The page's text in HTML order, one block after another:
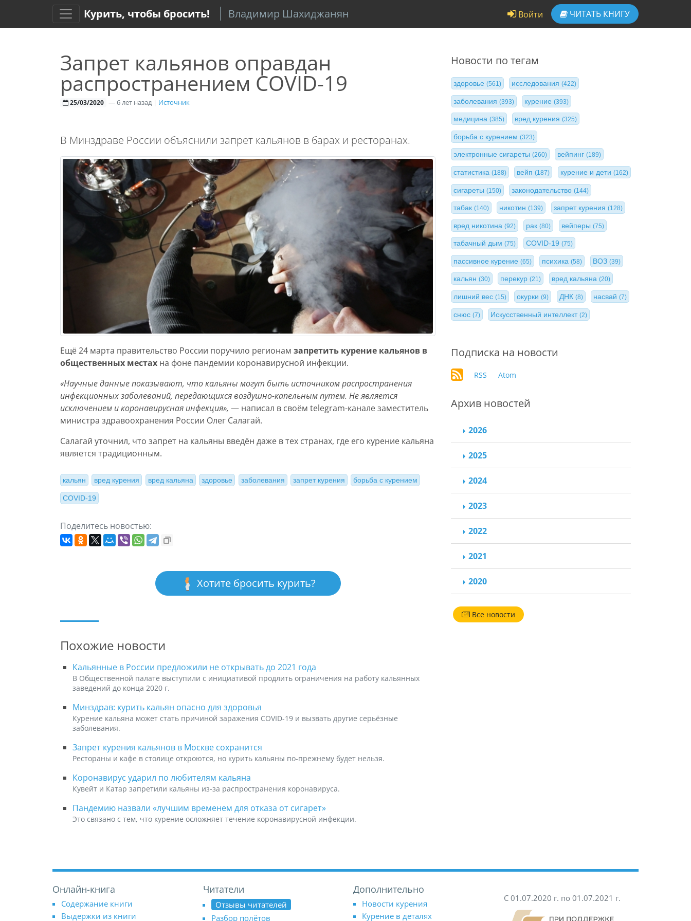
Курить, чтобы бросить! Владимир Шахиджанян Войти ЧИТАТЬ КНИГУ
Запрет кальянов оправдан
распространением COVID-19
25/03/2020 —6 лет назад | Источник
В Минздраве России объяснили запрет кальянов в барах и ресторанах.
Ещё 24 марта правительство России поручило регионам запретить курение кальянов в
общественных местах на фоне пандемии коронавирусной инфекции.
«Научные данные показывают, что кальяны могут быть источником распространения
инфекционных заболеваний, передающихся воздушно-капельным путем. Не является
исключением и коронавирусная инфекция», — написал в своём telegram-канале заместитель
министра здравоохранения России Олег Салагай.
Салагай уточнил, что запрет на кальяны введён даже в тех странах, где его курение кальяна
является традиционным.
кальян вред курения вред кальяна здоровье заболевания запрет курения борьба с курением
COVID-19
Поделитесь новостью:
Хотите бросить курить?
Похожие новости
Кальянные в России предложили не открывать до 2021 года
В Общественной палате выступили с инициативой продлить ограничения на работу кальянных
заведений до конца 2020 г.
Минздрав: курить кальян опасно для здоровья
Курение кальяна может стать причиной заражения COVID-19 и вызвать другие серьёзные
заболевания.
Запрет курения кальянов в Москве сохранится
Рестораны и кафе в столице откроются, но курить кальяны по-прежнему будет нельзя.
Коронавирус ударил по любителям кальяна
Кувейт и Катар запретили кальяны из-за распространения коронавируса.
Пандемию назвали «лучшим временем для отказа от сигарет»
Это связано с тем, что курение осложняет течение коронавирусной инфекции.
Новости по тегам
здоровье (561) исследования(422)
заболевания (393) курение(393)
медицина (385) вред курения(325)
борьба с курением (323)
электронные сигареты (260) вейпинг(189)
статистика (188) вейп(187) курение и дети (162)
сигареты (150) законодательство(144)
табак (140) никотин(139) запрет курения (128)
вред никотина (92) рак(80) вейперы (75)
табачный дым (75) COVID-19(75)
пассивное курение (65) психика(58) ВОЗ (39)
кальян (30) перекур(21) вред кальяна (20)
лишний вес (15) окурки(9) ДНК (8) насвай(7)
снюс (7) Искусственный интеллект(2)
Подписка на новости
RSS Atom
Архив новостей
2026
2025
2024
2023
2022
2021
2020
Все новости
Онлайн-книга
Содержание книги
Выдержки из книги
Читатели
Отзывы читателей
Разбор полётов
Дополнительно
Новости курения
Курение в деталях
С 01.07.2020 г. по 01.07.2021 г.